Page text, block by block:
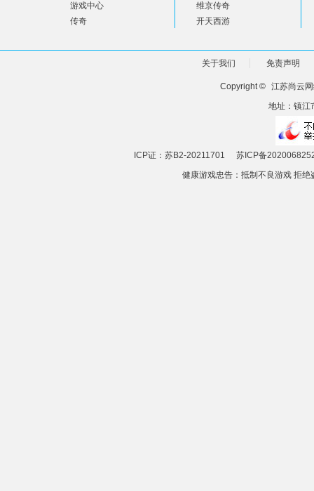
游戏中心
传奇
维京传奇
开天西游
关于我们 免责声明
Copyright © 江苏尚云
地址：镇江
ICP证：苏B2-20211701
苏ICP备
健康游戏忠告：抵制不良游戏 拒